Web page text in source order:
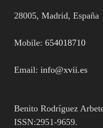
28005, Madrid, España
Mobile:654018710
Email:info@xvii.es
Benito Rodríguez
ISSN:2951-9659.